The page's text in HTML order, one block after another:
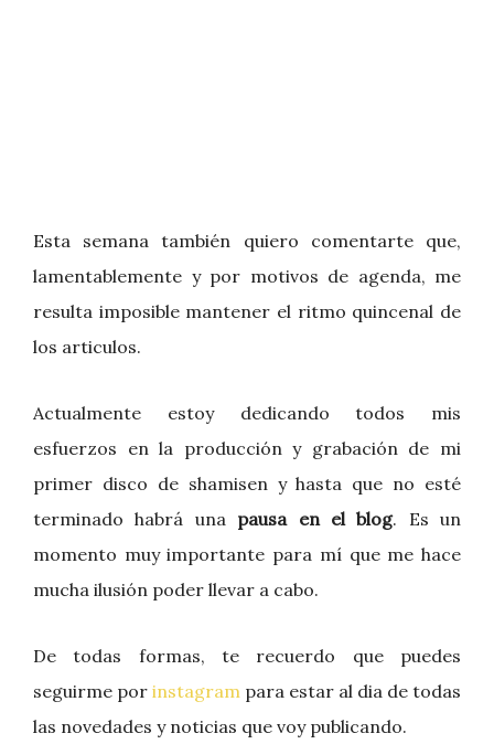
Esta semana también quiero comentarte que,
lamentablemente y por motivos de agenda, me
resulta imposible mantener el ritmo quincenal de
los articulos.
Actualmente estoy dedicando todos mis
esfuerzos en la producción y grabación de mi
primer disco de shamisen y hasta que no esté
terminado habrá una pausa en el blog. Es un
momento muy importante para mí que me hace
mucha ilusión poder llevar a cabo.
De todas formas, te recuerdo que puedes
seguirme por instagram para estar al dia de todas
las novedades y noticias que voy publicando.